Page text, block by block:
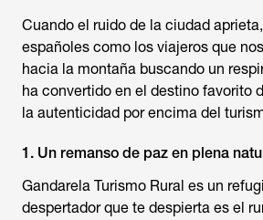
Cuando el ruido de la ciudad
españoles como los viajeros que
hacia la montaña buscando un
ha convertido en el destino favorito
la autenticidad por encima del
1. Un remanso de paz en plena
Gandarela Turismo Rural es un
despertador que te despierta es el